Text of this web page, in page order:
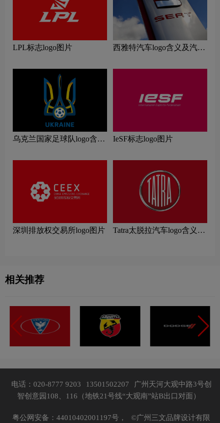
LPL标志logo图片
西雅特汽车logo含义及汽车
乌克兰国家足球队logo含义
IeSF标志logo图片
深圳排放权交易所logo图片
Tatra太脱拉汽车logo含义及
相关推荐
电话：020-8777 9203 13501502207
广州天河大观中路3号创
智创意园108、116（地铁21号线“大观南”站B出口对面）
粤公网安备：44010402001197号， ©广州三文品牌设计有限